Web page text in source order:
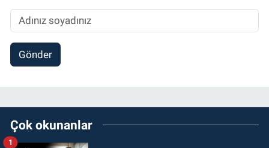
Gönder
Çok okunanlar
1